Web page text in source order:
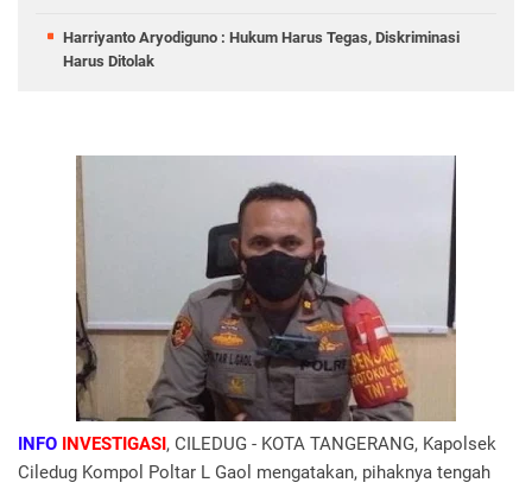
Harriyanto Aryodiguno : Hukum Harus Tegas, Diskriminasi
Harus Ditolak
NFO INVESTIGASI , CILEDUG - KOTA TANGERANG, Kapolsek
Ciledug Kompol Poltar L Gaol mengatakan, pihaknya tengah